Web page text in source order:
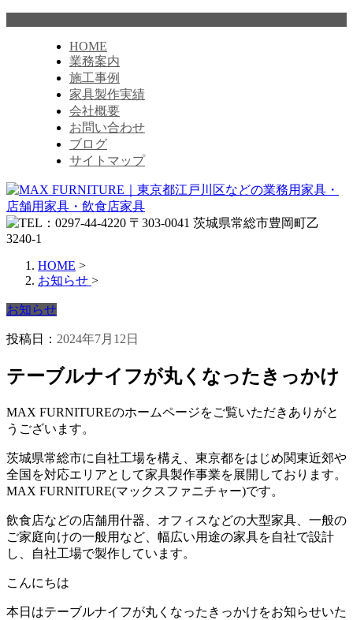
HOME
業務案内
施工事例
家具製作実績
会社概要
お問い合わせ
ブログ
サイトマップ
HOME >
お知らせ >
お知らせ
投稿日： 2024年7月12日
テーブルナイフが丸くなったきっかけ
MAX FURNITUREのホームページをご覧いただきありがと
うございます。
茨城県常総市に自社工場を構え、東京都をはじめ関東近郊や
全国を対応エリアとして家具製作事業を展開しております。
MAX FURNITURE(マックスファニチャー)です。
飲食店などの店舗用什器、オフィスなどの大型家具、一般の
ご家庭向けの一般用など、幅広い用途の家具を自社で設計
し、自社工場で製作しています。
こんにちは
本日はテーブルナイフが丸くなったきっかけをお知らせいた